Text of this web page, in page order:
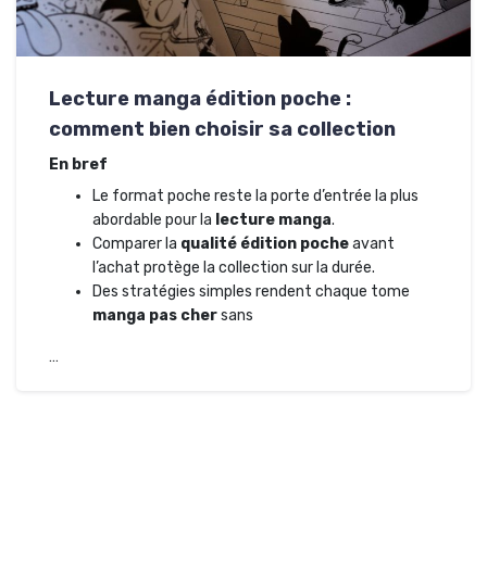
Lecture manga édition poche :
comment bien choisir sa collection
En bref
Le format poche reste la porte d’entrée la plus
abordable pour la lecture manga.
Comparer la qualité édition pocheavant
l’achat protège la collection sur la durée.
Des stratégies simples rendent chaque tome
manga pas chersans
…